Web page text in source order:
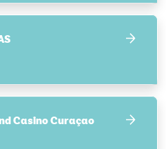
Casino Curaçao